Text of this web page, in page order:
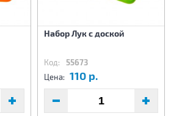
Набор Лук с доской
Код: 55673
Цена: 110 р.